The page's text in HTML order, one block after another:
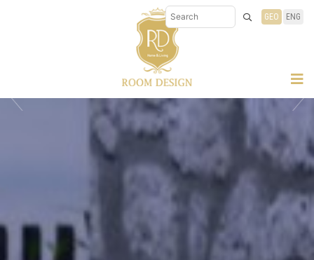
GEO ENG